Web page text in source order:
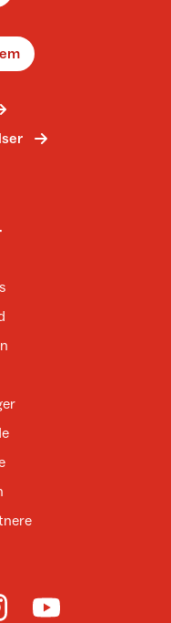
på Instagram
Til DNT på YouTube